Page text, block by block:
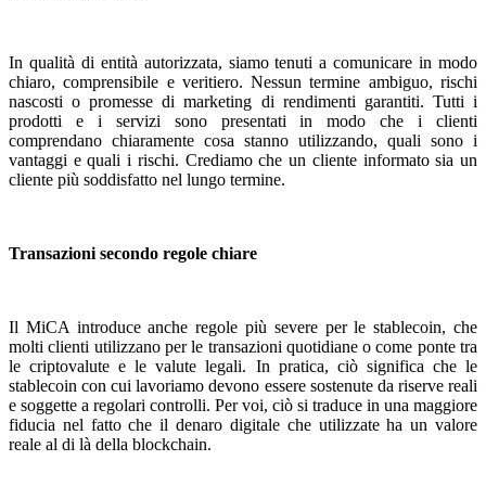
In qualità di entità autorizzata, siamo tenuti a comunicare in modo
chiaro, comprensibile e veritiero. Nessun termine ambiguo, rischi
nascosti o promesse di marketing di rendimenti garantiti. Tutti i
prodotti e i servizi sono presentati in modo che i clienti
comprendano chiaramente cosa stanno utilizzando, quali sono i
vantaggi e quali i rischi. Crediamo che un cliente informato sia un
cliente più soddisfatto nel lungo termine.
Transazioni secondo regole chiare
Il MiCA introduce anche regole più severe per le stablecoin, che
molti clienti utilizzano per le transazioni quotidiane o come ponte tra
le criptovalute e le valute legali. In pratica, ciò significa che le
stablecoin con cui lavoriamo devono essere sostenute da riserve reali
e soggette a regolari controlli. Per voi, ciò si traduce in una maggiore
fiducia nel fatto che il denaro digitale che utilizzate ha un valore
reale al di là della blockchain.